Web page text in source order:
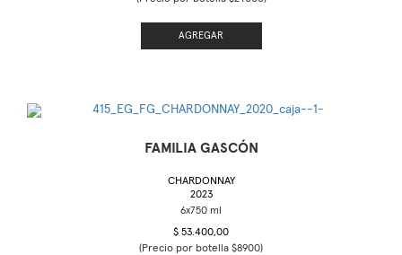
AGREGAR
FAMILIA GASCÓN
CHARDONNAY
2023
$ 53.400,00
(Precio por botella $8900)